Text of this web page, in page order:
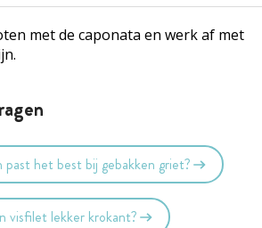
met de caponata en werk af met
het best bij gebakken griet?
visfilet lekker krokant?